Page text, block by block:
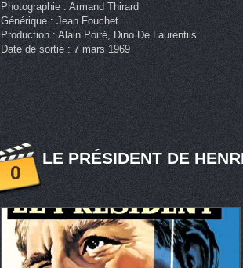
Photographie : Armand Thirard
Générique : Jean Fouchet
Production : Alain Poiré, Dino De Laurentiis
Date de sortie : 7 mars 1969
0
LE PRÉSIDENT DE